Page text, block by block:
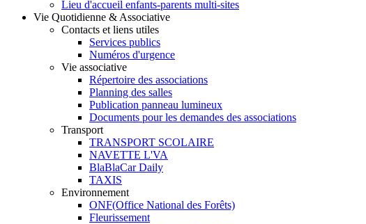
Lieu d'accueil enfants-parents multi-sites
Vie Quotidienne & Associative
Contacts et liens utiles
Services publics
Numéros d'urgence
Vie associative
Répertoire des associations
Planning des salles
Publication panneau lumineux
Documents pour les demandes des associations
Transport
TRANSPORT SCOLAIRE
NAVETTE L'VA
BlaBlaCar Daily
TAXIS
Environnement
ONF(Office National des Forêts)
Fleurissement